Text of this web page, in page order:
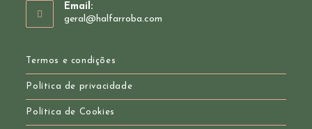
in
your
Email:
geral@halfarroba.com
Termos e condições
Política de privacidade
Política de Cookies